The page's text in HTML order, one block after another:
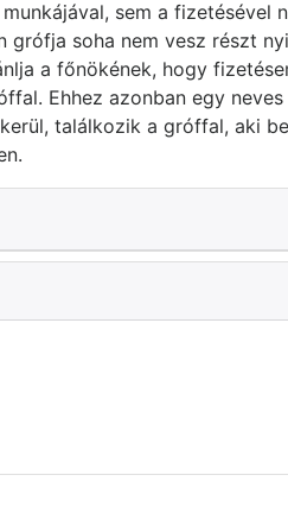
sem a fizetésével
grófja soha nem vesz részt
a főnökének, hogy
Ehhez azonban egy neves
találkozik a gróffal, aki